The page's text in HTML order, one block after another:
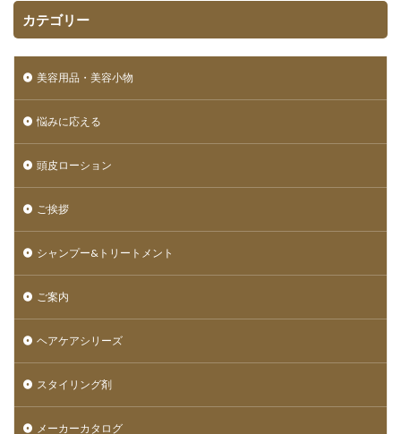
カテゴリー
美容用品・美容小物
悩みに応える
頭皮ローション
ご挨拶
シャンプー&トリートメント
ご案内
ヘアケアシリーズ
スタイリング剤
メーカーカタログ